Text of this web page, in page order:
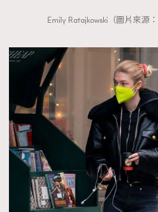
Emily Ratajkowski（圖片來源：